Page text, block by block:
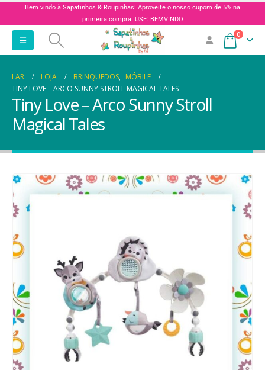
Bem vindo à Sapatinhos & Roupinhas! Aproveite o nosso cupom de 5% na
primeira compra. USE: BEMVINDO
0
LAR LOJA BRINQUEDOS, MÓBILE
TINY LOVE – ARCO SUNNY STROLL MAGICAL TALES
Tiny Love – Arco Sunny Stroll
Magical Tales